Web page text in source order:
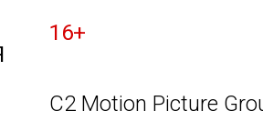
16+
C2 Motion Picture